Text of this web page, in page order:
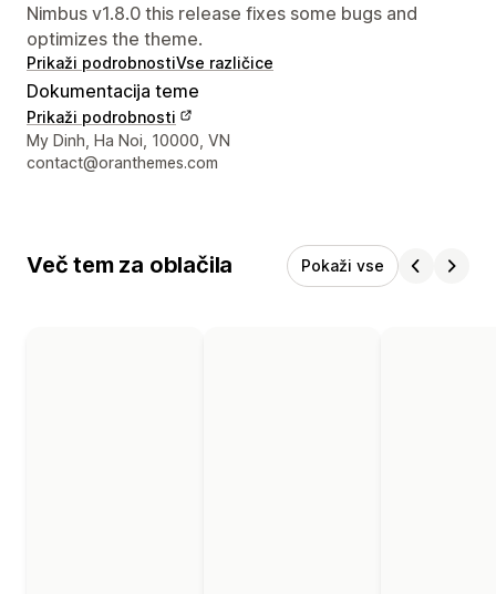
Nimbus v1.8.0 this release fixes some bugs and
optimizes the theme.
Prikaži podrobnostiVse različice
Dokumentacija teme
Prikaži podrobnosti
Podatki za stik z oblikovalcem
My Dinh, Ha Noi, 10000, VN
contact@oranthemes.com
Več tem za oblačila Pokaži vse